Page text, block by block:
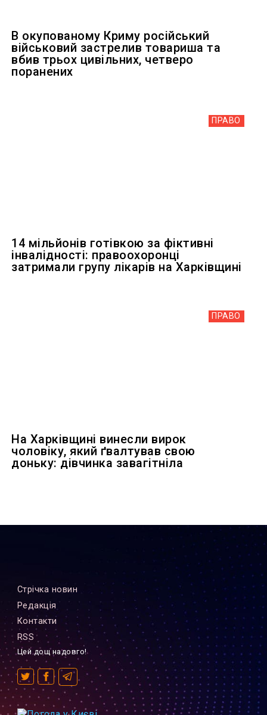
В окупованому Криму російський
військовий застрелив товариша та
вбив трьох цивільних, четверо
поранених
ПРАВО
14 мільйонів готівкою за фіктивні
інвалідності: правоохоронці
затримали групу лікарів на Харківщині
ПРАВО
На Харківщині винесли вирок
чоловіку, який ґвалтував свою
доньку: дівчинка завагітніла
Стрiчка новин
Редакцiя
Контакти
RSS
Цей дощ надовго!